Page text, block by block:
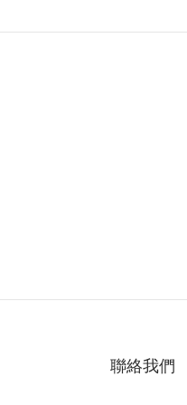
聯絡我們